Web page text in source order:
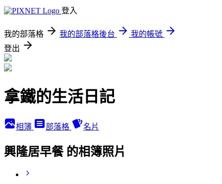
登入
我的部落格 我的部落格後台
我的帳號
登出
拿鐵的生活日記
相簿 部落格 名片
興隆居早餐 的相簿照片